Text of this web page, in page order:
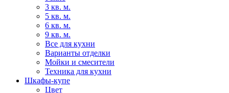
3 кв. м.
5 кв. м.
6 кв. м.
9 кв. м.
Все для кухни
Варианты отделки
Мойки и смесители
Техника для кухни
Шкафы-купе
Цвет